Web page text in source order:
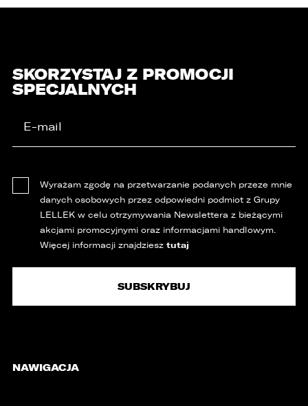
SKORZYSTAJ Z PROMOCJI
SPECJALNYCH
Wyrażam zgodę na przetwarzanie podanych przeze mnie
danych osobowych przez odpowiedni podmiot z Grupy
LELLEK w celu otrzymywania Newslettera z bieżącymi
akcjami promocyjnymi oraz informacjami handlowym.
Więcej informacji znajdziesz tutaj
NAWIGACJA